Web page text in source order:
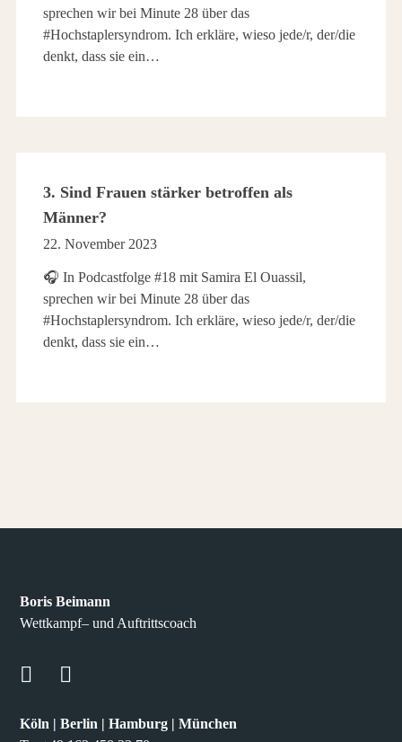
sprechen wir bei Minute 28 über das
#Hochstaplersyndrom. Ich erkläre, wieso jede/r, der/die
denkt, dass sie ein…
3. Sind Frauen stärker betroffen als
Männer?
22. November 2023
🎧 In Podcastfolge #18 mit Samira El Ouassil,
sprechen wir bei Minute 28 über das
#Hochstaplersyndrom. Ich erkläre, wieso jede/r, der/die
denkt, dass sie ein…
Boris Beimann
Wettkampf– und Auftrittscoach
Köln | Berlin | Hamburg | München